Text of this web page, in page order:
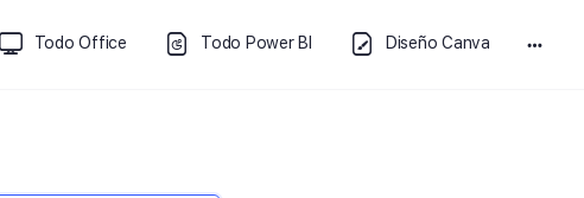
Todo Office Todo Power BI Diseño Canva